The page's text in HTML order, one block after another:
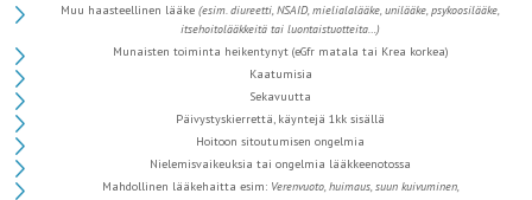
Muu haasteellinen lääke (esim. diureetti, NSAID, mielialalääke, unilääke, psykoosilääke,
itsehoitolääkkeitä tai luontaistuotteita…)
Munaisten toiminta heikentynyt (eGfr matala tai Krea korkea)
Kaatumisia
Sekavuutta
Päivystyskierrettä, käyntejä 1kk sisällä
Hoitoon sitoutumisen ongelmia
Nielemisvaikeuksia tai ongelmia lääkkeenotossa
Mahdollinen lääkehaitta esim: Verenvuoto, huimaus, suun kuivuminen,